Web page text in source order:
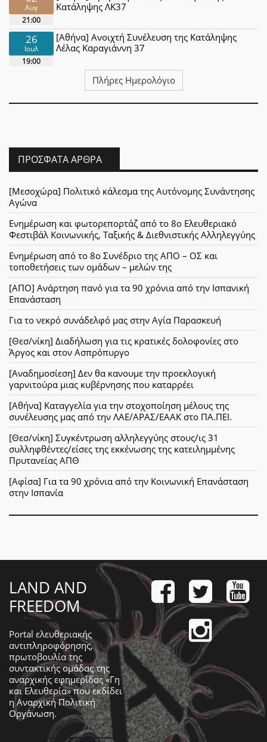
Αυγ
21:00
Κατάληψης ΛΚ37
26
Ιουλ
19:00
[Αθήνα] Ανοιχτή Συνέλευση της Κατάληψης
Λέλας Καραγιάννη 37
Πλήρες Ημερολόγιο
ΠΡΌΣΦΑΤΑ ΆΡΘΡΑ
[Μεσοχώρα] Πολιτικό κάλεσμα της Αυτόνομης Συνάντησης
Αγώνα
Ενημέρωση και φωτορεπορτάζ από το 8ο Ελευθεριακό
Φεστιβάλ Κοινωνικής, Ταξικής & Διεθνιστικής Αλληλεγγύης
Ενημέρωση από το 8ο Συνέδριο της ΑΠΟ – ΟΣ και
τοποθετήσεις των ομάδων – μελών της
[ΑΠΟ] Ανάρτηση πανό για τα 90 χρόνια από την Ισπανική
Επανάσταση
Για το νεκρό συνάδελφό μας στην Αγία Παρασκευή
[Θεσ/νίκη] Διαδήλωση για τις κρατικές δολοφονίες στο
Άργος και στον Ασπρόπυργο
[Αναδημοσίεση] Δεν θα κανουμε την προεκλογική
γαρνιτούρα μιας κυβέρνησης που καταρρέει
[Αθήνα] Καταγγελία για την στοχοποίηση μέλους της
συνέλευσης μας από την ΛΑΕ/ΑΡΑΣ/ΕΑΑΚ στο ΠΑ.ΠΕΙ.
[Θεσ/νίκη] Συγκέντρωση αλληλεγγύης στους/ις 31
συλληφθέντες/είσες της εκκένωσης της κατειλημμένης
Πρυτανείας ΑΠΘ
[Αφίσα] Για τα 90 χρόνια από την Κοινωνική Επανάσταση
στην Ισπανία
LAND AND
FREEDOM
Portal ελευθεριακής
αντιπληροφόρησης,
πρωτοβουλία της
συντακτικής ομάδας της
αναρχικής εφημερίδας «Γη
και Ελευθερία» που εκδίδει
ηΑναρχική Πολιτική
Οργάνωση.